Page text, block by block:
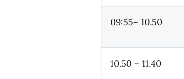
09:55– 10.50
10.50 – 11.40